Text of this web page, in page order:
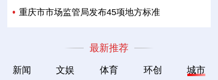
重庆市市场监管局发布45项地方标准
最新推荐
新闻 文娱 体育 环创 城市